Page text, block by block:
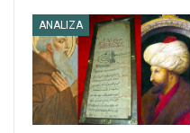
ANALIZA